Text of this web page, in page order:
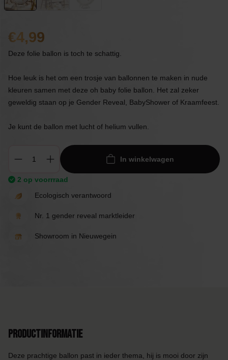
4,99
Deze folie ballon is toch te schattig.
Hoe leuk is het om een trosje van ballonnen te maken in nude
kleuren samen met deze oh baby folie ballon. Het zal zeker
geweldig staan op je Gender Reveal, BabyShower of Kraamfeest.
Je kunt de ballon met lucht of helium vullen.
In winkelwagen
2 op voorrraad
Ecologisch verantwoord
Nr. 1 gender reveal marktleider
Showroom in Nieuwegein
Productinformatie
Deze prachtige ballon past in ieder thema, hij is mooi door zijn